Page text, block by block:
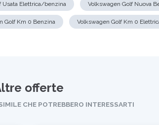
Usata Elettrica/benzina Volkswagen Golf Nuova
Golf Km 0 Benzina Volkswagen Golf Km 0
offerte
CHE POTREBBERO INTERESSARTI